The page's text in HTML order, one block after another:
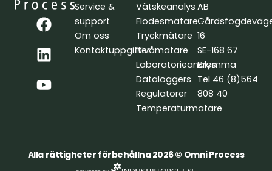
F
a
c
e
b
o
L
i
n
k
e
d
Y
o
u
t
u
b
Service &
support
Om oss
Kontaktuppgifter
Vätskeanalys
Flödesmätare
Tryckmätare
Nivåmätare
Laboratorieanalys
Dataloggers
Regulatorer
Temperaturmätare
AB
16
SE-168 67
Bromma
Tel 46 (8)564
808 40
Alla rättigheter förbehållna 2026 © Omni Process